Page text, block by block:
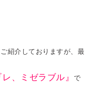
紹介しておりますが、最
レ、ミゼラブル』
で